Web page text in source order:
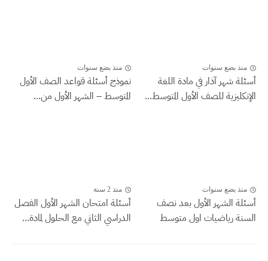
منذ بضع سنوات
أسئلة شهر آذار في مادة اللغة
الإنكليزية للصف الأول المتوسط...
منذ بضع سنوات
نموذج أسئلة قواعد الصف الأول
المتوسط – الشهر الأول من...
منذ بضع سنوات
أسئلة الشهر الأول بعد نصف
السنة رياضيات اول متوسط
منذ 2 سنة
أسئلة امتحان الشهر الأول الفصل
الدراسي الثاني مع الحلول لمادة...